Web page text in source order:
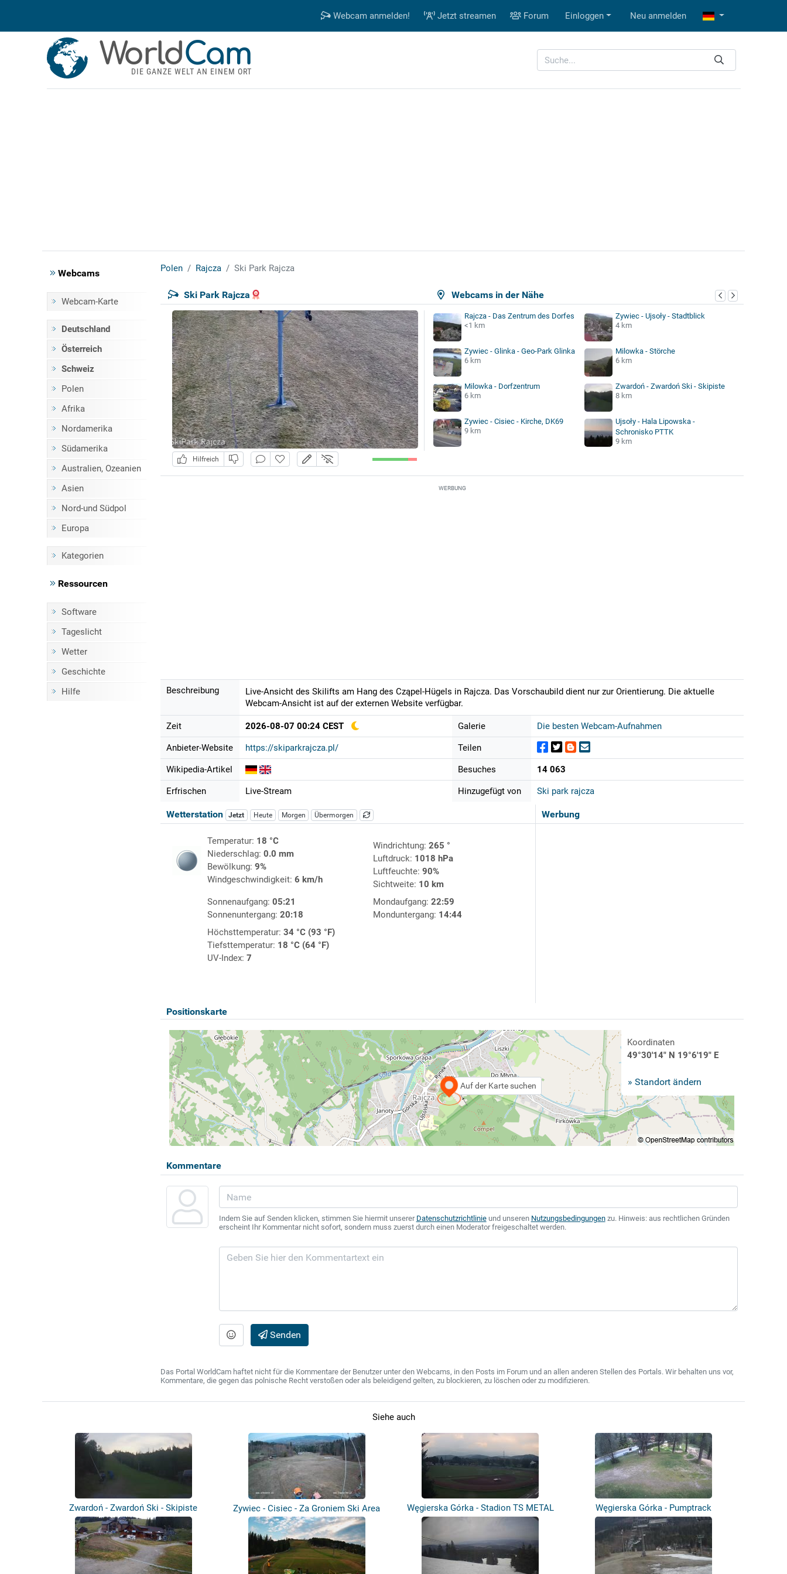
Webcam anmelden! Jetzt streamen Forum Einloggen Neu anmelden
WorldCam
DIE GANZE WELT AN EINEM ORT
Webcams
Webcam-Karte
Deutschland
Österreich
Schweiz
Polen
Afrika
Nordamerika
Südamerika
Australien, Ozeanien
Asien
Nord-und Südpol
Europa
Kategorien
Ressourcen
Software
Tageslicht
Wetter
Geschichte
Hilfe
Polen Rajcza Ski Park Rajcza
Webcams in der Nähe
Ski Park Rajcza
Hilfreich
Rajcza - Das Zentrum des Dorfes
<1 km
Zywiec - Ujsoły - Stadtblick
4 km
Zywiec - Glinka - Geo-Park Glinka
6 km
Milowka - Störche
6 km
Milowka - Dorfzentrum
6 km
Zwardoń - Zwardoń Ski - Skipiste
8 km
Zywiec - Cisiec - Kirche, DK69
9 km
Ujsoły - Hala Lipowska -
Schronisko PTTK
9 km
WERBUNG
Beschreibung
Live-Ansicht des Skilifts am Hang des Cząpel-Hügels in Rajcza. Das Vorschaubild dient nur zur Orientierung. Die aktuelle
Webcam-Ansicht ist auf der externen Website verfügbar.
Zeit 2026-08-07 00:24 CEST
Anbieter-Website https://skiparkrajcza.pl/
Wikipedia-Artikel
Erfrischen Live-Stream
Galerie Die besten Webcam-Aufnahmen
Teilen
Besuches 14 063
Hinzugefügt von Ski park rajcza
Werbung
Wetterstation Jetzt Heute Morgen Übermorgen
Temperatur: 18 °C
Niederschlag: 0.0 mm
Bewölkung: 9%
Windgeschwindigkeit: 6 km/h
Windrichtung: 265 °
Luftdruck: 1018 hPa
Luftfeuchte: 90%
Sichtweite: 10 km
Sonnenaufgang: 05:21
Sonnenuntergang: 20:18
Mondaufgang: 22:59
Monduntergang: 14:44
Höchsttemperatur: 34 °C (93 °F)
Tiefsttemperatur: 18 °C (64 °F)
UV-Index: 7
Positionskarte
Auf der Karte suchen
Koordinaten
49°30'14" N 19°6'19" E
» Standort ändern
Kommentare
Indem Sie auf Senden klicken, stimmen Sie hiermit unserer Datenschutzrichtlinieund unseren Nutzungsbedingungenzu. Hinweis: aus rechtlichen Gründen
erscheint Ihr Kommentar nicht sofort, sondern muss zuerst durch einen Moderator freigeschaltet werden.
Senden
Das Portal WorldCam haftet nicht für die Kommentare der Benutzer unter den Webcams, in den Posts im Forum und an allen anderen Stellen des Portals. Wir behalten uns vor,
Kommentare, die gegen das polnische Recht verstoßen oder als beleidigend gelten, zu blockieren, zu löschen oder zu modifizieren.
Siehe auch
Zwardoń - Zwardoń Ski - Skipiste Zywiec - Cisiec - Za Groniem Ski Area Węgierska Górka - Stadion TS METAL Węgierska Górka - Pumptrack